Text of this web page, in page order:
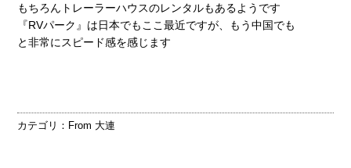
もちろんトレーラーハウスのレンタルもあるようです
『RVパーク』は日本でもここ最近ですが、もう中国でも
と非常にスピード感を感じます
カテゴリ： From 大連